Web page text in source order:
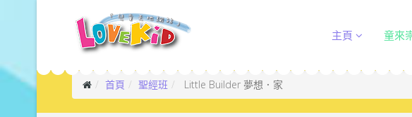
主頁 童來
首頁 聖經班 Little Builder 夢想．家